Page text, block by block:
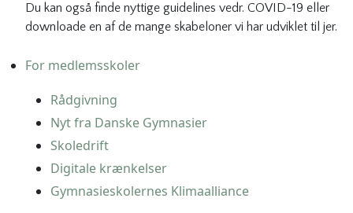
Du kan også finde nyttige guidelines vedr. COVID-19 eller
downloade en af de mange skabeloner vi har udviklet til jer.
For medlemsskoler
Rådgivning
Nyt fra Danske Gymnasier
Skoledrift
Digitale krænkelser
Gymnasieskolernes Klimaalliance